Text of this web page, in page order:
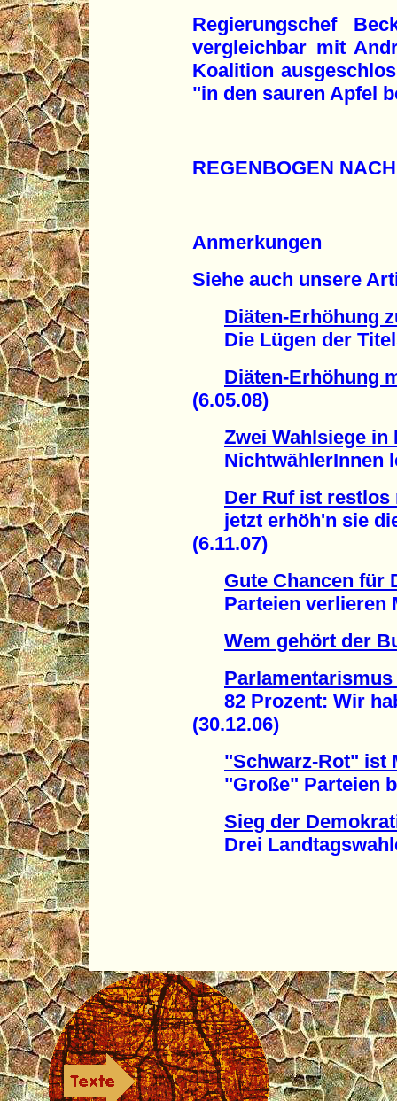
Regierungschef
vergleichbar mit
Koalition
"in den sauren Apfel
REGENBOGEN
Anmerkungen
Siehe auch unsere
Diäten-Erhöhung
Die Lügen der
Diäten-Erhöhung
(6.05.08)
Zwei Wahlsiege in
NichtwählerInnen
Der Ruf ist restlos
jetzt erhöh'n sie
(6.11.07)
Gute Chancen für
Parteien verlieren
Wem gehört der
82 Prozent: Wir
(30.12.06)
"Schwarz-Rot" ist
"Große" Parteien
Sieg der
Drei